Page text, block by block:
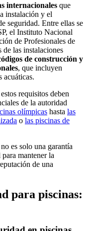
internacionales que
instalación y el
seguridad. Entre ellas se
el Instituto Nacional
de Profesionales de
de las instalaciones
de construcción y
, que incluyen
acuáticas.
requisitos deben
de la autoridad
olímpicas hasta las
o las piscinas de
es solo una garantía
mantener la
de una
para piscinas: